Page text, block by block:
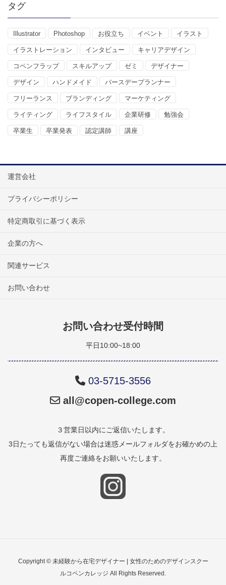
タグ
Illustrator Photoshop お役立ち イベント イラスト
イラストレーション インタビュー キャリアデザイン
コペンフラップ スキルアップ ゼミ デザイナー
デザイン ハンドメイド バースデープランナー
フリーランス ブランディング マーケティング
ライティング ライフスタイル 企業研修 勉強会
卒業生 卒業発表 認定講師 講座
運営会社
プライバシーポリシー
特定商取引に基づく表示
企業の方へ
関連サービス
お問い合わせ
お問い合わせ受付時間
平日10:00~18:00
03-5715-3556
all@copen-college.com
３営業日以内にご返信いたします。
3日たっても返信がない場合は迷惑メールフォルダをお確かめの上
再度ご連絡をお願いいたします。
Copyright © 未経験から在宅デザイナー | 女性のためのデザインスクー
ルコペンカレッジ All Rights Reserved.